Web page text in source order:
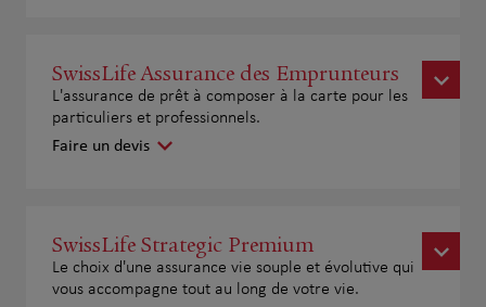
SwissLife Assurance des Emprunteurs
L'assurance de prêt à composer à la carte pour les
particuliers et professionnels.
Faire un devis
SwissLife Strategic Premium
Le choix d'une assurance vie souple et évolutive qui
vous accompagne tout au long de votre vie.